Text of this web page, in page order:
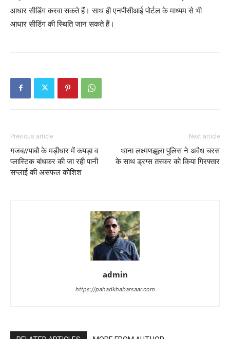
आधार सीडिंग करवा सकते हैं। साथ ही एनपीसीआई पोर्टल के माध्यम से भी
आधार सीडिंग की स्थिति जान सकते हैं।
Previous article
गजब//पाबौ के मड़ीधार में कपड़ा व
प्लास्टिक बांधकर की जा रही पानी
सप्लाई की असफल कोशिश
Next article
थाना लक्ष्मणझूला पुलिस ने अवैध चरस
के साथ ड्रग्स तस्कर को किया गिरफ्तार
admin
https://pahadkhabarsaar.com